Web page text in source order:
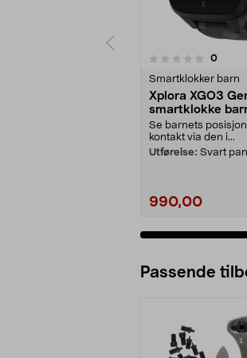
0
Smartklokker barn
Xplora XGO3
smartklokke
Se barnets
kontakt via den i...
Utførelse: Svart
990,00
0.0 av 5
Passende